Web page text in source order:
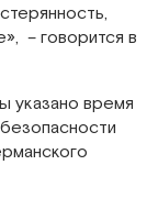
– говорится в
указано время